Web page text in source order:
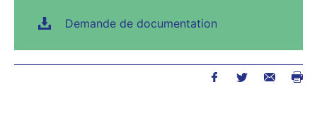
Demande de documentation